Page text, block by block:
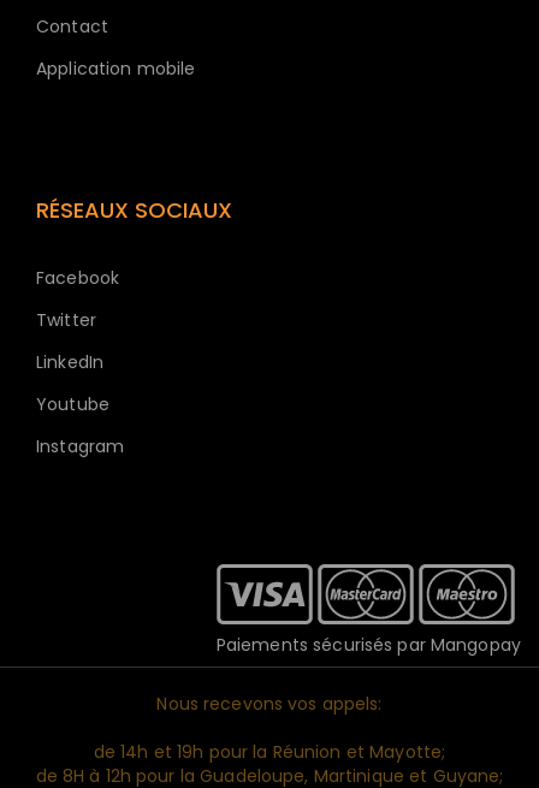
Contact
Application mobile
RÉSEAUX SOCIAUX
Facebook
Twitter
LinkedIn
Youtube
Instagram
Paiements sécurisés par Mangopay
Nous recevons vos appels:
de 14h et 19h pour la Réunion et Mayotte;
de 8H à 12h pour la Guadeloupe, Martinique et Guyane;